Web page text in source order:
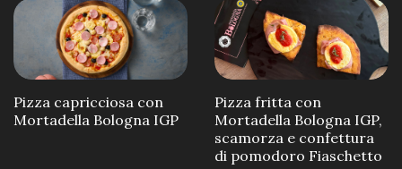
Pizza capricciosa con
Mortadella Bologna IGP
Pizza fritta con
Mortadella Bologna IGP,
scamorza e confettura
di pomodoro Fiaschetto